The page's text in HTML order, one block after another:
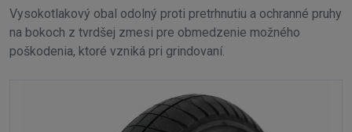
Vysokotlakový obal odolný proti pretrhnutiu a ochranné pruhy
na bokoch z tvrdšej zmesi pre obmedzenie možného
poškodenia, ktoré vzniká pri grindovaní.